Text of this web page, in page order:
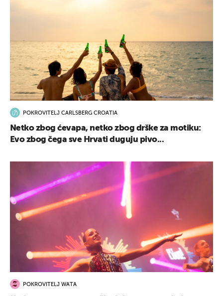
POKROVITELJ CARLSBERG CROATIA
Netko zbog ćevapa, netko zbog drške za motiku:
Evo zbog čega sve Hrvati duguju pivo...
POKROVITELJ WATA